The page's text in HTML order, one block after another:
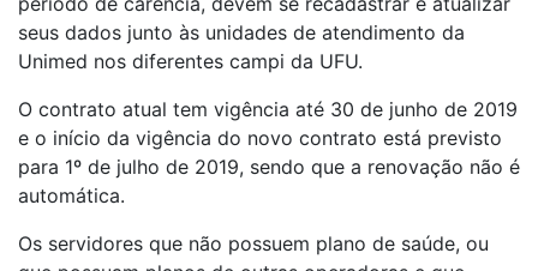
seus dados junto às unidades de atendimento da
Unimed nos diferentes campi da UFU.
O contrato atual tem vigência até 30 de junho de 2019
e o início da vigência do novo contrato está previsto
para 1º de julho de 2019, sendo que a renovação não é
automática.
Os servidores que não possuem plano de saúde, ou